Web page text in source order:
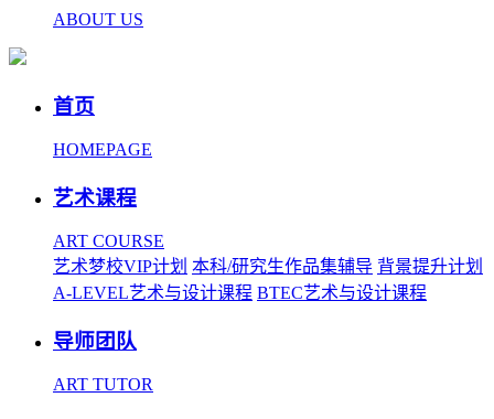
ABOUT US
首页
HOMEPAGE
艺术课程
ART COURSE
艺术梦校VIP计划 本科/研究生作品集辅导 背景提升计划
A-LEVEL艺术与设计课程 BTEC艺术与设计课程
导师团队
ART TUTOR